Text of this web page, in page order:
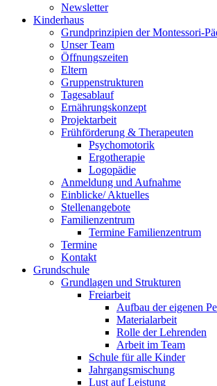
Newsletter
Kinderhaus
Grundprinzipien der Montessori-
Unser Team
Öffnungszeiten
Eltern
Gruppenstrukturen
Tagesablauf
Ernährungskonzept
Projektarbeit
Frühförderung & Therapeuten
Psychomotorik
Ergotherapie
Logopädie
Anmeldung und Aufnahme
Einblicke/ Aktuelles
Stellenangebote
Familienzentrum
Termine Familienzentrum
Termine
Kontakt
Grundschule
Grundlagen und Strukturen
Freiarbeit
Aufbau der eigenen
Materialarbeit
Rolle der Lehrenden
Arbeit im Team
Schule für alle Kinder
Jahrgangsmischung
Lust auf Leistung